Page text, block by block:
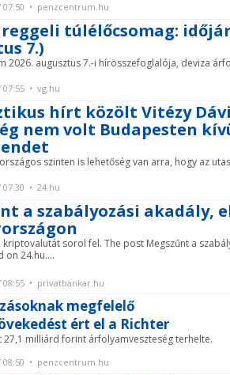
07:50 • penzcentrum.hu
túlélőcsomag:
7.)
2026. augusztus 7.-i hírösszefoglalója, deviza
07:55 • vg.hu
hírt közölt Vitézy
nem volt Budapesten
szinten is lehetőség van arra, hogy az
07:30 • 24.hu
a szabályozási
sorol fel. The post Megszűnt a
on 24.hu....
08:55 • privatbankar.hu
megfelelő
ért el a Richter
27,1 milliárd forint árfolyamveszteség terhelte.
08:50 • penzcentrum.hu